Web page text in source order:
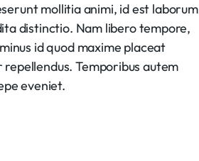
mollitia animi, id est laborum
distinctio. Nam libero tempore,
id quod maxime placeat
Temporibus autem
eveniet.